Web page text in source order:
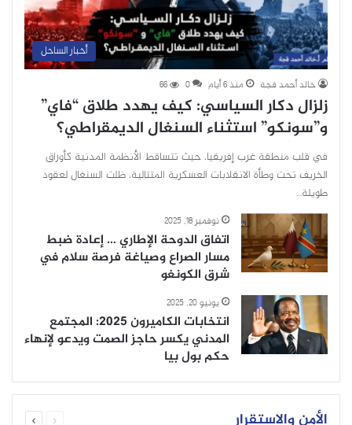
أخبار الساحل
خالد أحمد قجة منذ 6 أيام 0
66
زلزال دكار السياسي: كيف يهدد طلاق “فاي”
و”سونكو” استثناء السنغال الديمقراطي؟
في قلب منطقة غرب إفريقيا، حيث تتساقط الأنظمة المدنية كأوراق
الخريف تحت وطأة الانقلابات العسكرية المتتالية، ظلت السنغال لعقود
طويلة…
نوفمبر 18, 2025
اتفاق الدوحة الإطاري … إعادة ضبط
مسار الصراع وصياغة فرصة سلام في
شرق الكونغو
يونيو 20, 2025
انتخابات الكاميرون 2025: المجتمع
المدني يكسر حاجز الصمت ويدعو لإنهاء
حكم بول بيا